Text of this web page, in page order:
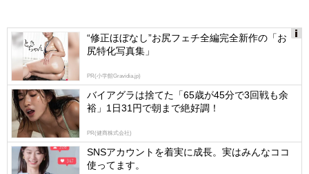
“修正ほぼなし”お尻フェチ全編完全新作の「お
尻特化写真集」
PR(小学館Gravidia.jp)
バイアグラは捨てた「65歳が45分で3回戦も余
裕」1日31円で朝まで絶好調！
PR(健商株式会社)
SNSアカウントを着実に成長。実はみんなココ
使ってます。